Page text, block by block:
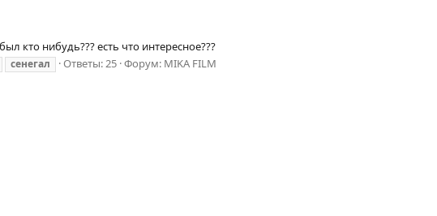
кто нибудь??? есть что интересное???
сенегал Ответы: 25 Форум: MIKA FILM